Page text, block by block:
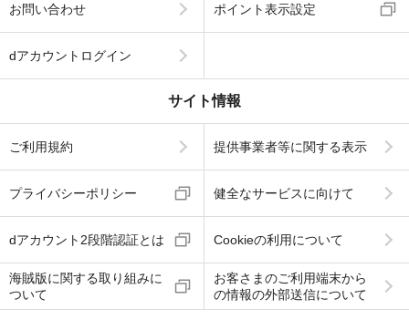
お問い合わせ ポイント表示設定
dアカウントログイン
サイト情報
ご利用規約 提供事業者等に関する表示
プライバシーポリシー 健全なサービスに向けて
dアカウント2段階認証とは Cookieの利用について
海賊版に関する取り組みに
ついて
お客さまのご利用端末から
の情報の外部送信について